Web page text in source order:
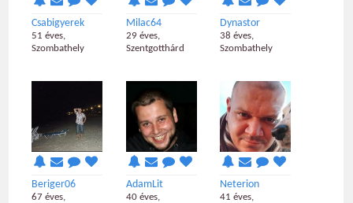
Csabigyerek
51 éves,
Szombathely
Milac64
29 éves,
Szentgotthárd
Dynastor
38 éves,
Szombathely
Beriger06
67 éves,
AdamLit
40 éves,
Neterion
41 éves,